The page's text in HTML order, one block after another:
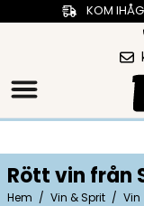
KOM
Rött vin från
Hem / Vin & Sprit / Vin